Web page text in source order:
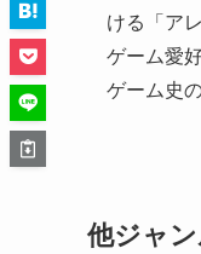
ける「ア
ゲーム愛
ゲーム史
他ジャ